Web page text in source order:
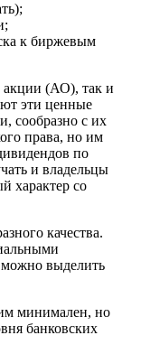
к биржевым
акции (АО), так и
эти ценные
сообразно с их
права, но им
по
и владельцы
характер со
качества.
можно выделить
минимален, но
банковских